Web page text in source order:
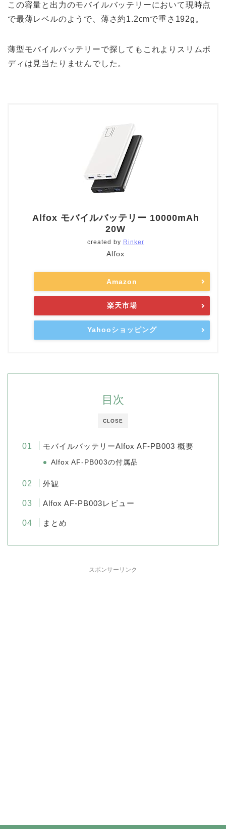
この容量と出力のモバイルバッテリーにおいて現時点
で最薄レベルのようで、薄さ約1.2cmで重さ192g。
薄型モバイルバッテリーで探してもこれよりスリムボ
ディは見当たりませんでした。
Alfox モバイルバッテリー 10000mAh
20W
created by Rinker
Alfox
Amazon
楽天市場
Yahooショッピング
CLOSE
目次
モバイルバッテリーAlfox AF-PB003 概要
Alfox AF-PB003の付属品
外観
Alfox AF-PB003レビュー
まとめ
スポンサーリンク